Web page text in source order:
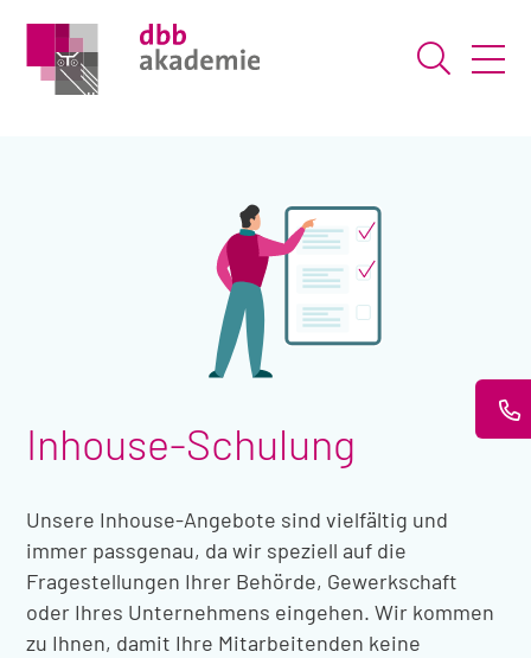
Suche
Inhouse-Schulung
Unsere Inhouse-Angebote sind vielfältig und
immer passgenau, da wir speziell auf die
Fragestellungen Ihrer Behörde, Gewerkschaft
oder Ihres Unternehmens eingehen. Wir kommen
zu Ihnen, damit Ihre Mitarbeitenden keine